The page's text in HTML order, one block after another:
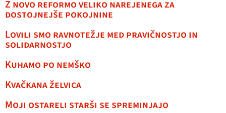
Z novo reformo veliko narejenega za
dostojnejše pokojnine
Lovili smo ravnotežje med pravičnostjo in
solidarnostjo
Kuhamo po nemško
Kvačkana želvica
Moji ostareli starši se spreminjajo